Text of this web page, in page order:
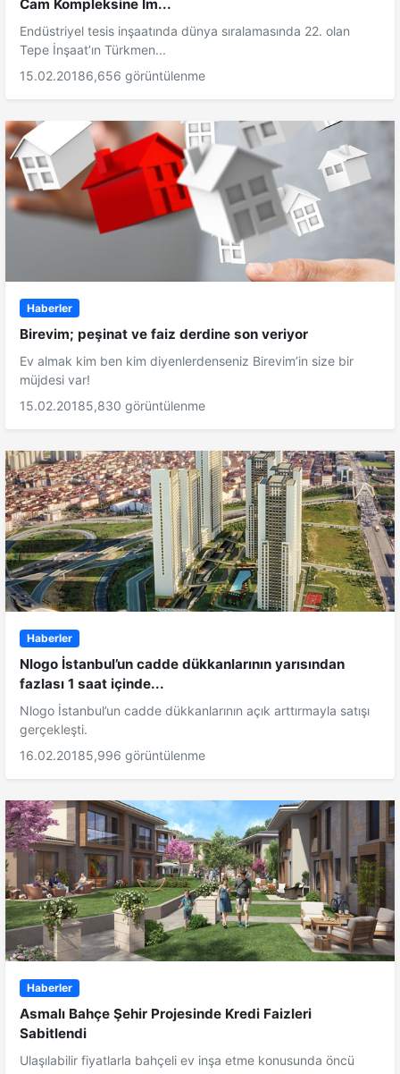
Cam Kompleksine İm...
Endüstriyel tesis inşaatında dünya sıralamasında 22. olan
Tepe İnşaat’ın Türkmen...
15.02.20186,656 görüntülenme
Haberler
Birevim; peşinat ve faiz derdine son veriyor
Ev almak kim ben kim diyenlerdenseniz Birevim’in size bir
müjdesi var!
15.02.20185,830 görüntülenme
Haberler
Nlogo İstanbul’un cadde dükkanlarının yarısından
fazlası 1 saat içinde...
Nlogo İstanbul’un cadde dükkanlarının açık arttırmayla satışı
gerçekleşti.
16.02.20185,996 görüntülenme
Haberler
Asmalı Bahçe Şehir Projesinde Kredi Faizleri
Sabitlendi
Ulaşılabilir fiyatlarla bahçeli ev inşa etme konusunda öncü